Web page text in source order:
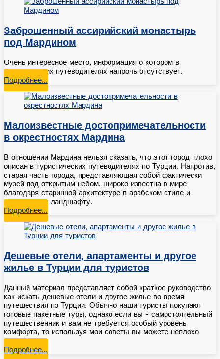
Заброшенный ассирийский монастырь
под Мардином
Очень интересное место, информация о котором в
туристических путеводителях напрочь отсутствует.
Подробнее…
Малоизвестные достопримечательности
в окрестностях Мардина
В отношении Мардина нельзя сказать, что этот город плохо
описан в туристических путеводителях по Турции. Напротив,
старая часть города, представляющая собой фактически
музей под открытым небом, широко известна в мире
благодаря старинной архитектуре в арабском стиле и
уникальному ландшафту.
Подробнее…
Дешевые отели, апартаменты и другое
жилье в Турции для туристов
Данный материал представляет собой краткое руководство
как искать дешевые отели и другое жилье во время
путешествия по Турции. Обычно наши туристы покупают
готовые пакетные туры, однако если вы - самостоятельный
путешественник и вам не требуется особый уровень
комфорта, то используя мои советы вы можете неплохо
сэкономить.
Подробнее…